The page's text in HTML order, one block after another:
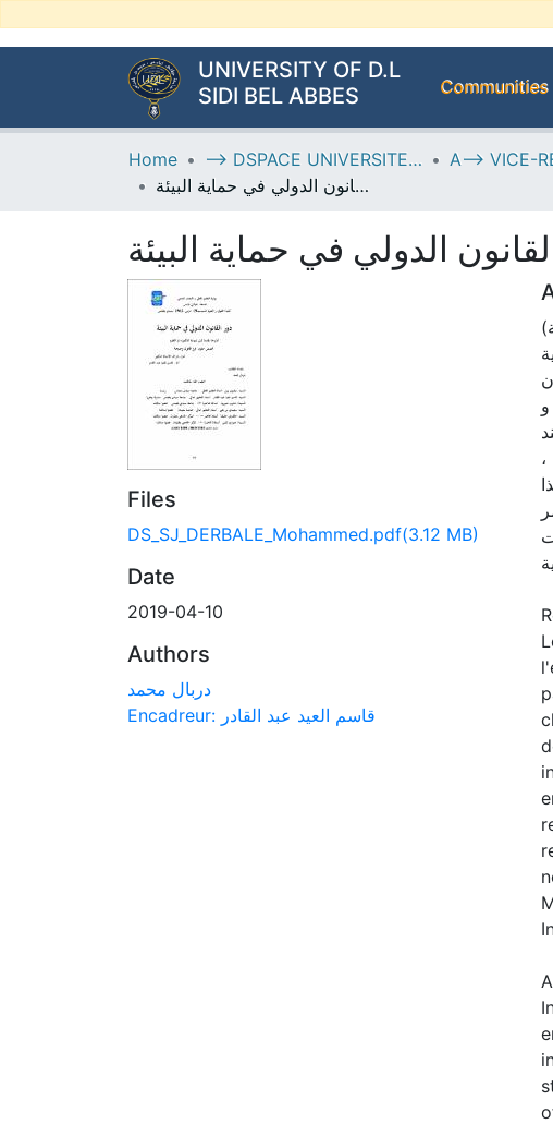
UNIVERSITY OF D.L
SIDI BEL ABBES
Home --> DSPACE UNIVERSITE DJILALLI LIABES DE SIDI BEL ABBES
دور القانون الدولي في حماية البيئة
الدولي في حماية البيئة
Files
DS_SJ_DERBALE_Mohammed.pdf(3.12 MB)
Date
2019-04-10
Authors
دربال محمد
Encadreur: قاسم العيد عبد القادر